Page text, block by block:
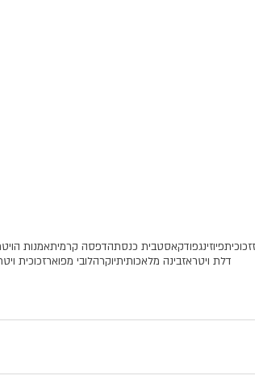
זכוכיתפיוזינגפודקאסטבית כנסתהדפסה קרמיתאמנות
דלת ויטראזבינה מלאכותיתיוקרהלובי מפוארזכוכית